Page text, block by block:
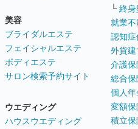
美容
ブライダルエステ
フェイシャルエステ
ボディエステ
サロン検索予約サイト
ウエディング
ハウスウエディング
└ 終身
就業
認知症
外貨
介護保
総合
個人
変額保
積立保